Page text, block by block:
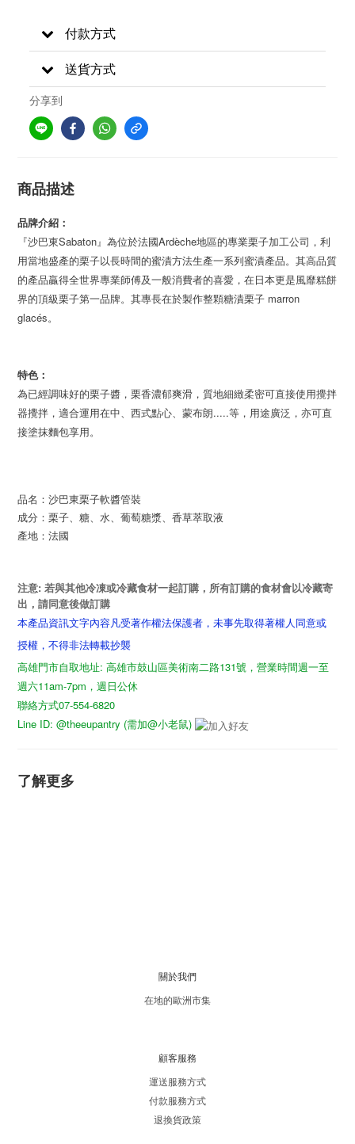
付款方式
送貨方式
分享到
商品描述
品牌介紹：
『沙巴東Sabaton』為位於法國Ardèche地區的專業栗子加工公司，利
用當地盛產的栗子以長時間的蜜漬方法生產一系列蜜漬產品。其高品質
的產品贏得全世界專業師傅及一般消費者的喜愛，在日本更是風靡糕餅
界的頂級栗子第一品牌。其專長在於製作整顆糖漬栗子 marron
glacés。
特色：
為已經調味好的栗子醬，栗香濃郁爽滑，質地細緻柔密可直接使用攪拌
器攪拌，適合運用在中、西式點心、蒙布朗.....等，用途廣泛，亦可直
接塗抹麵包享用。
品名：沙巴東栗子軟醬管裝
成分：栗子、糖、水、葡萄糖漿、香草萃取液
產地：法國
注意: 若與其他冷凍或冷藏食材一起訂購，所有訂購的食材會以冷藏寄
出，請同意後做訂購
本產品資訊文字內容凡受著作權法保護者，未事先取得著權人同意或
授權，不得非法轉載抄襲
高雄門市自取地址: 高雄市鼓山區美術南二路131號，營業時間週一至
週六11am-7pm，週日公休
聯絡方式07-554-6820
Line ID: @theeupantry (需加@小老鼠)
了解更多
關於我們
在地的歐洲市集
顧客服務
運送服務方式
付款服務方式
退換貨政策